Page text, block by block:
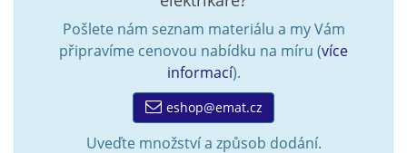
Pošlete nám seznam materiálu a my Vám
připravíme cenovou nabídku na míru (více
informací).
eshop@emat.cz
Uveďte množství a způsob dodání.